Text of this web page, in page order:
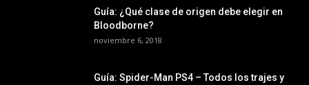
Guía: ¿Qué clase de origen debe elegir en
Bloodborne?
noviembre 6, 2018
Guía: Spider-Man PS4 – Todos los trajes y